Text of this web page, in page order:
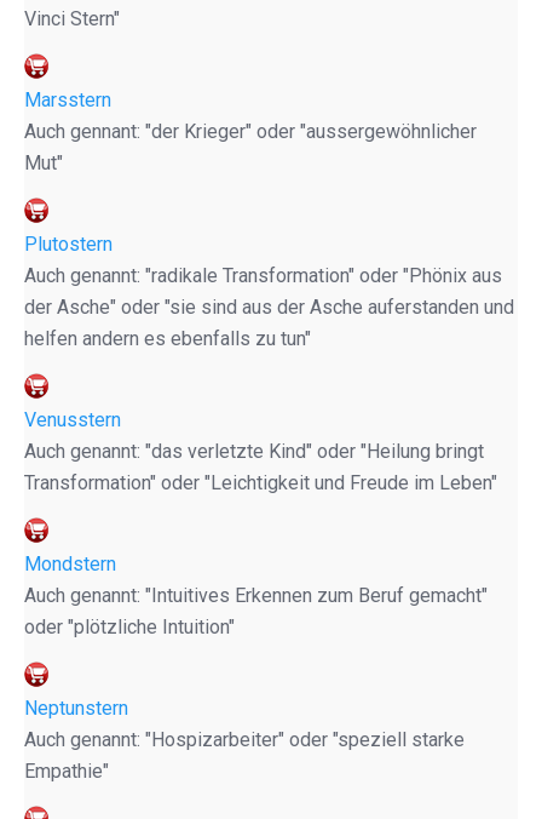
Vinci Stern"
Marsstern
Auch gennant: "der Krieger" oder "aussergewöhnlicher
Mut"
Plutostern
Auch genannt: "radikale Transformation" oder "Phönix aus
der Asche" oder "sie sind aus der Asche auferstanden und
helfen andern es ebenfalls zu tun"
Venusstern
Auch genannt: "das verletzte Kind" oder "Heilung bringt
Transformation" oder "Leichtigkeit und Freude im Leben"
Mondstern
Auch genannt: "Intuitives Erkennen zum Beruf gemacht"
oder "plötzliche Intuition"
Neptunstern
Auch genannt: "Hospizarbeiter" oder "speziell starke
Empathie"